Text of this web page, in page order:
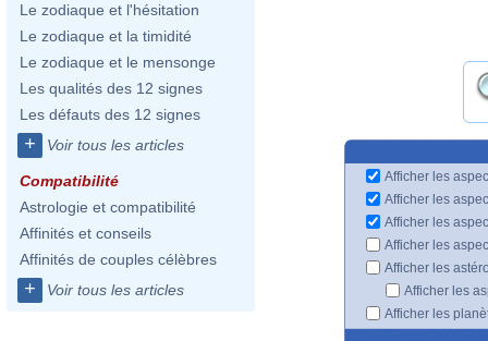
Le zodiaque et l'hésitation
Le zodiaque et la timidité
Le zodiaque et le mensonge
Les qualités des 12 signes
Les défauts des 12 signes
+ Voir tous les articles
Compatibilité
Astrologie et compatibilité
Affinités et conseils
Affinités de couples célèbres
+ Voir tous les articles
Afficher les
Afficher les
Afficher les
Afficher les
Afficher les
Afficher les
Afficher les